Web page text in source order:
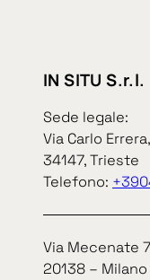
IN SITU S.r.l.
Sede legale:
Via Carlo
34147, Trieste
Telefono:
Via Mecenate
20138 – Milano
IN SITU S.r.l.
Sede legale:
Via Carlo Errera, 14
34147, Trieste
telefono
Via Mecenate 75,
20138 – Milano